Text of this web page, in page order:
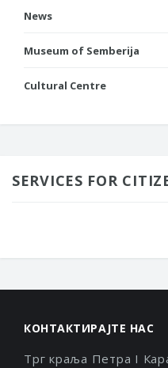
News
Museum of Semberija
Cultural Centre
SERVICES FOR
КОНТАКТИРАЈТЕ НАС
Трг краља Петра I